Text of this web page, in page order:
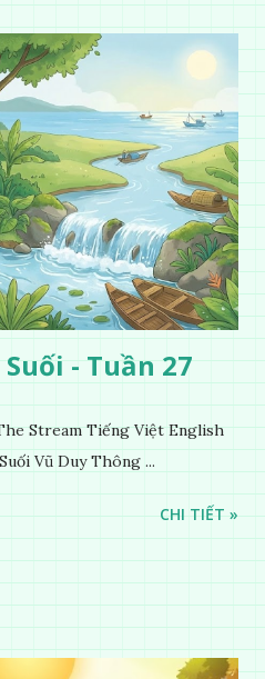
- Tuần 27
Stream Tiếng Việt English
Vũ Duy Thông ...
CHI TIẾT »